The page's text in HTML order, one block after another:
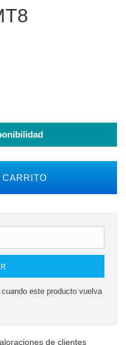
este producto vuelva
de clientes